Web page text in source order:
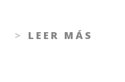
LEER MÁS